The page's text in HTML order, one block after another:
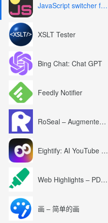
JavaScript switcher for SEO and development
XSLT Tester
Bing Chat: Chat GPT
Feedly Notifier
RoSeal – Augmented Roblox Experience
Eightify: AI YouTube Summary with ChatGPT
Web Highlights – PDF & Web Highlighter
画 – 简单的画